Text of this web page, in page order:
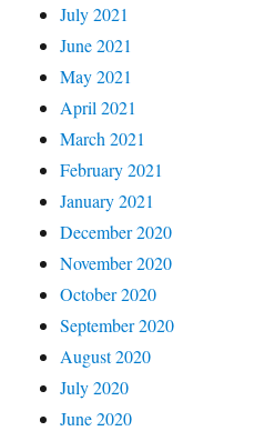
July 2021
June 2021
May 2021
April 2021
March 2021
February 2021
January 2021
December 2020
November 2020
October 2020
September 2020
August 2020
July 2020
June 2020